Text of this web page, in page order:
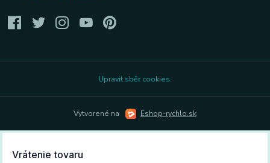
Upravit sběr cookies.
Vytvorené na Eshop-rychlo.sk